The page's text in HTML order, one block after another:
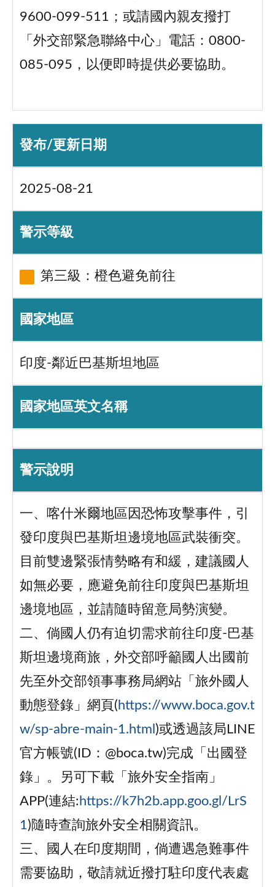
9600-099-511；或請國內親友撥打
「外交部緊急聯絡中心」電話：0800-
085-095，以便即時提供必要協助。
發布/更新日期
2025-08-21
警示等級
第三級：橙色避免前往
國家地區
印度-鄰近巴基斯坦地區
國家地區英文名稱
警示說明
一、喀什米爾地區因恐怖攻擊事件，引
發印度與巴基斯坦邊境地區武裝衝突。
目前雙邊緊張情勢略有和緩，建議國人
如無必要，應避免前往印度與巴基斯坦
邊境地區，並請隨時留意局勢演變。
二、倘國人仍有迫切需求前往印度-巴基
斯坦邊境商旅，外交部呼籲國人出國前
先至外交部領事事務局網站「旅外國人
動態登錄」網頁( https://www.boca.gov.t
w/sp-abre-main-1.html )或透過該局LINE
官方帳號(ID：@boca.tw)完成「出國登
錄」。另可下載「旅外安全指南」
APP(連結: https://k7h2b.app.goo.gl/LrS
1)隨時查詢旅外安全相關資訊。
三、國人在印度期間，倘遭遇急難事件
需要協助，敬請就近撥打駐印度代表處